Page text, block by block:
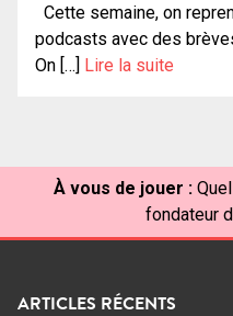
Cette semaine, on
podcasts avec des
On […] Lire la suite
À vous de jouer :
fondateur
ARTICLES RÉCENTS